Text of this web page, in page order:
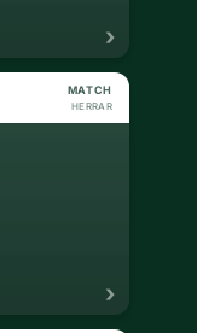
MATCH
HERRAR